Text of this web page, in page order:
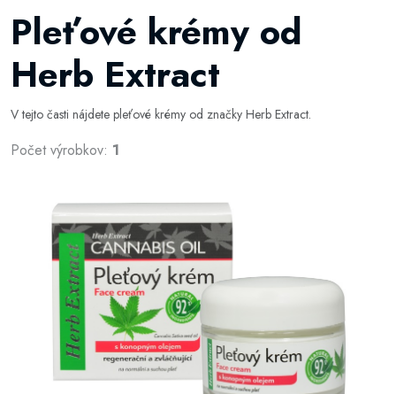
Pleťové krémy od
Herb Extract
V tejto časti nájdete pleťové krémy od značky Herb Extract.
Počet výrobkov: 1